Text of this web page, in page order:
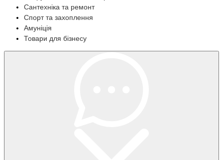
Сантехніка та ремонт
Спорт та захоплення
Амуніція
Товари для бізнесу